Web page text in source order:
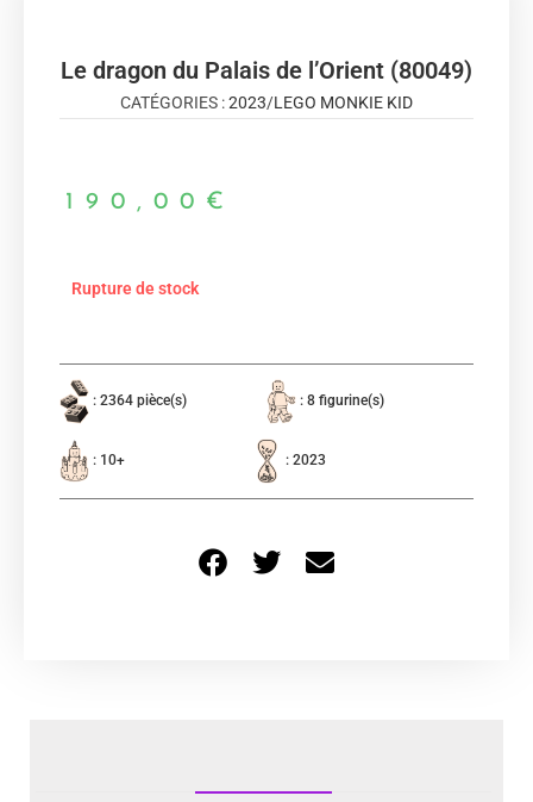
Le dragon du Palais de l’Orient (80049)
CATÉGORIES :2023/LEGO MONKIE KID
190,00 €
Rupture de stock
: 2364 pièce(s) : 8 figurine(s)
: 10+ : 2023